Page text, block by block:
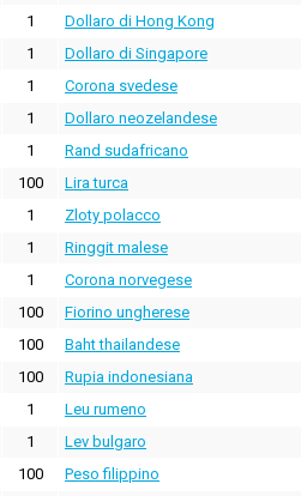
1 Dollaro di Hong Kong
1 Dollaro di Singapore
1 Corona svedese
1 Dollaro neozelandese
1 Rand sudafricano
100 Lira turca
1 Zloty polacco
1 Ringgit malese
1 Corona norvegese
100 Fiorino ungherese
100 Baht thailandese
100 Rupia indonesiana
1 Leu rumeno
1 Lev bulgaro
100 Peso filippino